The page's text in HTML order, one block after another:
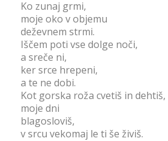
Ko zunaj grmi,
moje oko v objemu
deževnem strmi.
Iščem poti vse dolge noči,
a sreče ni,
ker srce hrepeni,
a te ne dobi.
Kot gorska roža cvetiš in dehtiš,
moje dni
blagosloviš,
v srcu vekomaj le ti še živiš.